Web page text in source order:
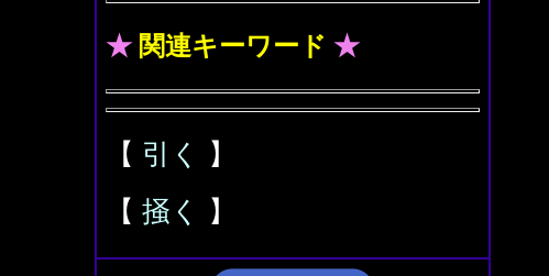
★ 関連キーワード ★
【 引く
】
【 掻く 】